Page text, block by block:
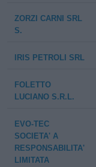
ZORZI CARNI SRL
S.
IRIS PETROLI SRL
FOLETTO
LUCIANO S.R.L.
EVO-TEC
SOCIETA' A
RESPONSABILITA'
LIMITATA